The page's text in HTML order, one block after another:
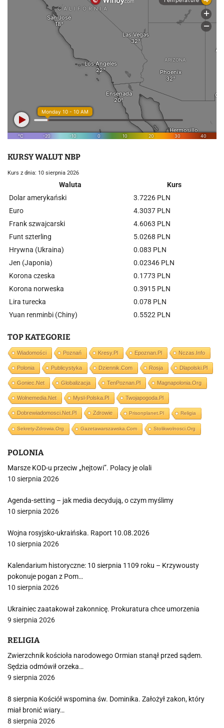
KURSY WALUT NBP
Kurs z dnia: 10 sierpnia 2026
Waluta
Kurs
Dolar amerykański
3.7226 PLN
Euro
4.3037 PLN
Frank szwajcarski
4.6063 PLN
Funt szterling
5.0268 PLN
Hrywna (Ukraina)
0.083 PLN
Jen (Japonia)
0.02346 PLN
Korona czeska
0.1773 PLN
Korona norweska
0.3915 PLN
Lira turecka
0.078 PLN
Yuan renminbi (Chiny)
0.5522 PLN
TOP KATEGORIE
Wiadomości Poznań Kresy.pl Epoznan.pl Nczas.info
Polonia Publicystyka Dziennik.com Rosja Dlapolski.pl
Goniec.net Globalizacja TenPoznan.pl Magnapolonia.org
Wolnemedia.net Mysl-Polska.pl Twojapogoda.pl
Dobrewiadomosci.net.pl Zdrowie Prisonplanet.pl Religia
Sekrety-Zdrowia.org Gazetawarszawska.com Stolikwolnosci.org
POLONIA
Marsze KOD-u przeciw „hejtowi”. Polacy je olali
10 sierpnia 2026
Agenda-setting – jak media decydują, o czym myślimy
10 sierpnia 2026
Wojna rosyjsko-ukraińska. Raport 10.08.2026
10 sierpnia 2026
Kalendarium historyczne: 10 sierpnia 1109 roku – Krzywousty
pokonuje pogan z Pom…
10 sierpnia 2026
Ukrainiec zaatakował zakonnicę. Prokuratura chce umorzenia
9 sierpnia 2026
RELIGIA
Zwierzchnik kościoła narodowego Ormian stanął przed sądem.
Sędzia odmówił orzeka…
9 sierpnia 2026
8 sierpnia Kościół wspomina św. Dominika. Założył zakon, który
miał bronić wiary…
8 sierpnia 2026